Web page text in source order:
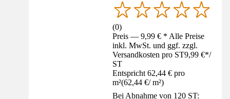
(0)
Preis — 9,99 € * Alle Preise
inkl. MwSt. und ggf. zzgl.
Versandkosten pro ST9,99 €*/
ST
Entspricht 62,44 € pro
m²(62,44 €/ m²)
Bei Abnahme von 120 ST: